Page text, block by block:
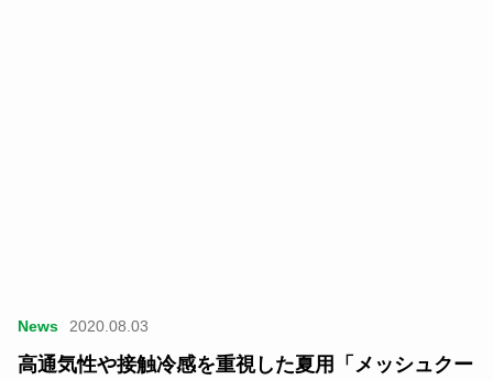
News 2020.08.03
高通気性や接触冷感を重視した夏用「メッシュクー